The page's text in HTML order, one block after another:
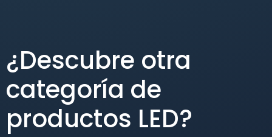
¿Descubre otra
categoría de
productos LED?